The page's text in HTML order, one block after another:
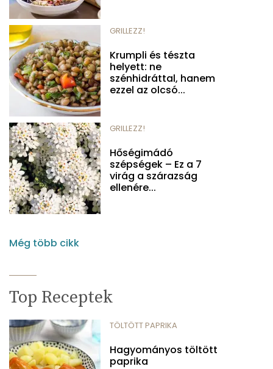
GRILLEZZ!
Krumpli és tészta
helyett: ne
szénhidráttal, hanem
ezzel az olcsó...
GRILLEZZ!
Hőségimádó
szépségek – Ez a 7
virág a szárazság
ellenére...
Még több cikk
Top Receptek
TÖLTÖTT PAPRIKA
Hagyományos töltött
paprika